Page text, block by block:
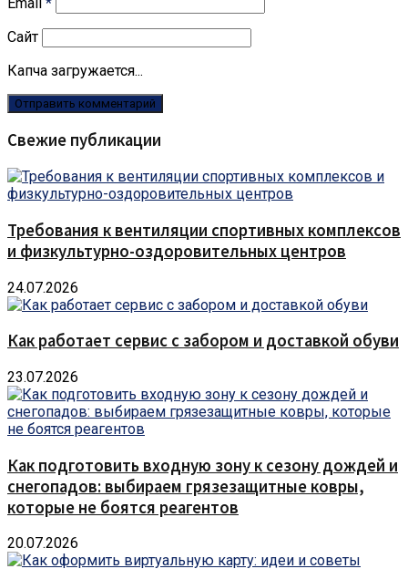
Сайт
Капча загружается...
Свежие публикации
Требования к вентиляции спортивных комплексов
и физкультурно-оздоровительных центров
24.07.2026
Как работает сервис с забором и доставкой обуви
23.07.2026
Как подготовить входную зону к сезону дождей и
снегопадов: выбираем грязезащитные ковры,
которые не боятся реагентов
20.07.2026